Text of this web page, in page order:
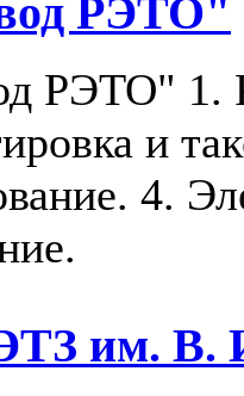
РЭТО"
РЭТО" 1.
и
4.
им. В.